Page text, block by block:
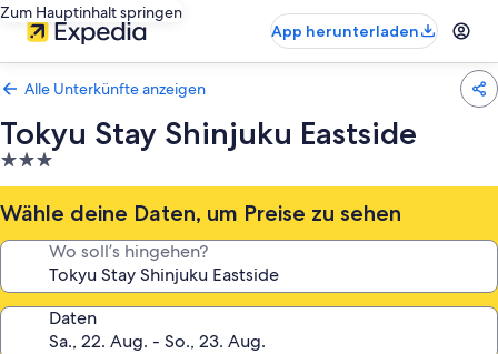
Zum Hauptinhalt springen
App herunterladen
Alle Unterkünfte anzeigen
Tokyu Stay Shinjuku Eastside
3.0-
Sterne-
Unterkunft
Wähle deine Daten, um Preise zu sehen
Wo soll’s hingehen?
Daten